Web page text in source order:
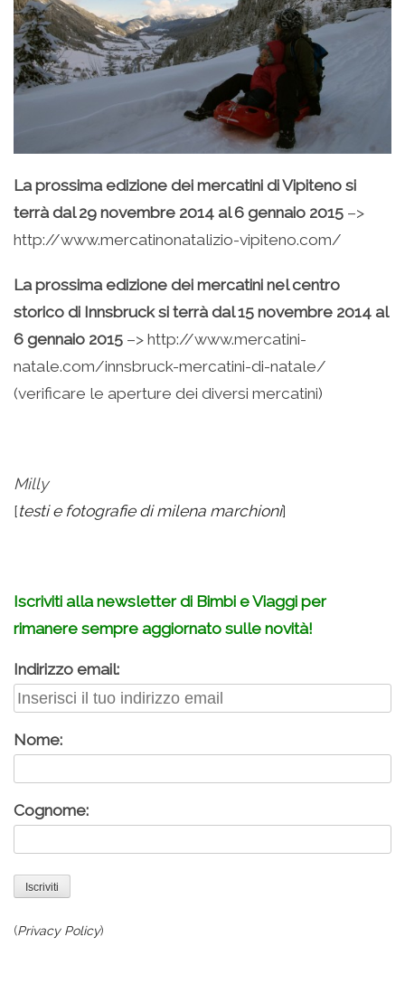
La prossima edizione dei mercatini di Vipiteno si
terrà dal 29 novembre 2014 al 6 gennaio 2015 –>
http://www.mercatinonatalizio-vipiteno.com/
La prossima edizione dei mercatini nel centro
storico di Innsbruck si terrà dal 15 novembre 2014 al
6 gennaio 2015 –> http://www.mercatini-
natale.com/innsbruck-mercatini-di-natale/
(verificare le aperture dei diversi mercatini)
Milly
[testi e fotografie di milena marchioni]
Iscriviti alla newsletter di Bimbi e Viaggi per
rimanere sempre aggiornato sulle novità!
Indirizzo email:
Nome:
Cognome:
(Privacy Policy)